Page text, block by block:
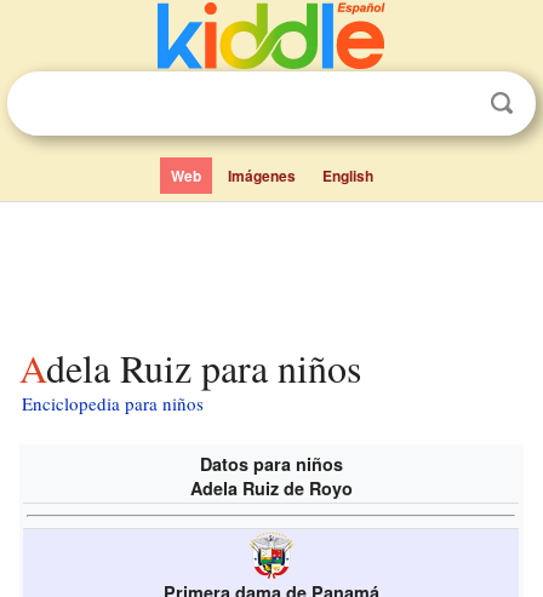
Web Imágenes English
Adela Ruiz para niños
Enciclopedia para niños
Datos para niños
Adela Ruiz de Royo
Primera dama de Panamá